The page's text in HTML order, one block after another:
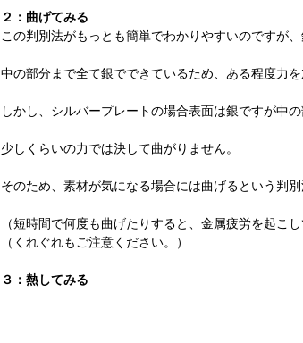
２：曲げてみる
この判別法がもっとも簡単でわかりやすいのですが
中の部分まで全て銀でできているため、ある程度力
しかし、シルバープレートの場合表面は銀ですが中
少しくらいの力では決して曲がりません。
そのため、素材が気になる場合には曲げるという判別
（短時間で何度も曲げたりすると、金属疲労を起こ
（くれぐれもご注意ください。）
３：熱してみる